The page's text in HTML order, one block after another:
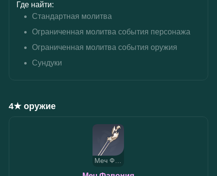
Где найти:
Стандартная молитва
Ограниченная молитва события персонажа
Ограниченная молитва события оружия
Сундуки
4★ оружие
Меч Фавония